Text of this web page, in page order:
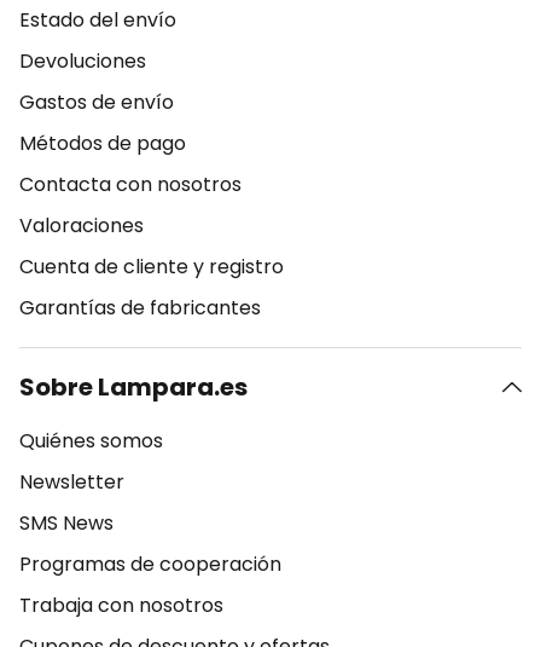
Estado del envío
Devoluciones
Gastos de envío
Métodos de pago
Contacta con nosotros
Valoraciones
Cuenta de cliente y registro
Garantías de fabricantes
Sobre Lampara.es
Quiénes somos
Newsletter
SMS News
Programas de cooperación
Trabaja con nosotros